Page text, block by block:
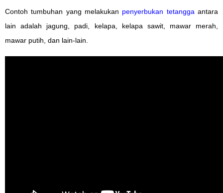
Contoh tumbuhan yang melakukan penyerbukan tetangga antara
lain adalah jagung, padi, kelapa, kelapa sawit, mawar merah,
mawar putih, dan lain-lain.